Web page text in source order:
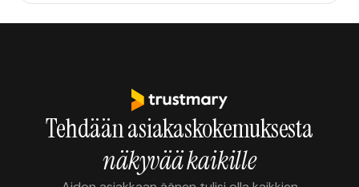
Tehdään asiakaskokemuksesta
näkyvää kaikille